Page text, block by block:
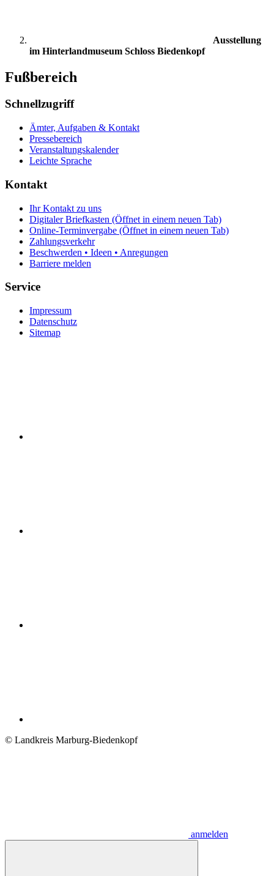
Ausstellung
im Hinterlandmuseum Schloss Biedenkopf
Fußbereich
Schnellzugriff
Ämter, Aufgaben & Kontakt
Pressebereich
Veranstaltungskalender
Leichte Sprache
Kontakt
Ihr Kontakt zu uns
Digitaler Briefkasten (Öffnet in einem neuen Tab)
Online-Terminvergabe (Öffnet in einem neuen Tab)
Zahlungsverkehr
Beschwerden • Ideen • Anregungen
Barriere melden
Service
Impressum
Datenschutz
Sitemap
© Landkreis Marburg-Biedenkopf
anmelden